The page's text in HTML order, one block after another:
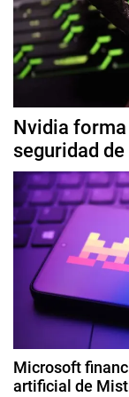
Nvidia
seguridad
Microsoft
artificial de